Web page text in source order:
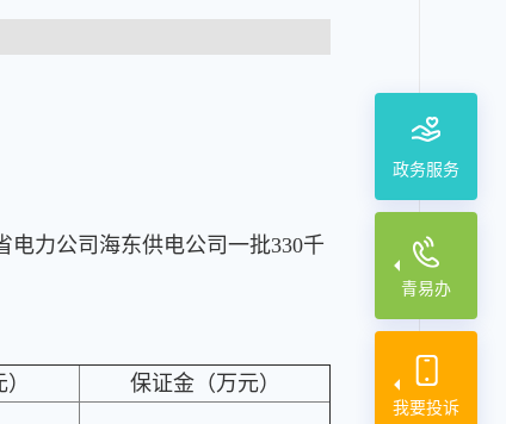
政务服务
青易办
我要投诉
力公司海东供电公司一批330千
保证金（万元）